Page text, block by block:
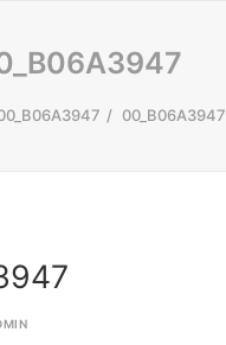
00_B06A3947